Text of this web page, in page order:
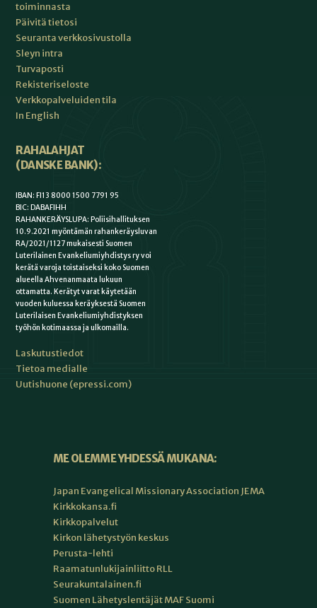
toiminnasta
Päivitä tietosi
Seuranta verkkosivustolla
Sleyn intra
Turvaposti
Rekisteriseloste
Verkkopalveluiden tila
In English
RAHALAHJAT
(DANSKE BANK):
IBAN: FI13 8000 1500 7791 95
BIC: DABAFIHH
RAHANKERÄYSLUPA: Poliisihallituksen
10.9.2021 myöntämän rahankeräysluvan
RA/2021/1127 mukaisesti Suomen
Luterilainen Evankeliumiyhdistys ry voi
kerätä varoja toistaiseksi koko Suomen
alueella Ahvenanmaata lukuun
ottamatta. Kerätyt varat käytetään
vuoden kuluessa keräyksestä Suomen
Luterilaisen Evankeliumiyhdistyksen
työhön kotimaassa ja ulkomailla.
Laskutustiedot
Tietoa medialle
Uutishuone (epressi.com)
ME OLEMME YHDESSÄ MUKANA:
Japan Evangelical Missionary Association JEMA
Kirkkokansa.fi
Kirkkopalvelut
Kirkon lähetystyön keskus
Perusta-lehti
Raamatunlukijainliitto RLL
Seurakuntalainen.fi
Suomen Lähetyslentäjät MAF Suomi